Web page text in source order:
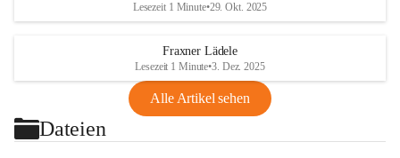
Lesezeit 1 Minute•29. Okt. 2025
Fraxner Lädele
Lesezeit 1 Minute•3. Dez. 2025
Alle Artikel sehen
Dateien